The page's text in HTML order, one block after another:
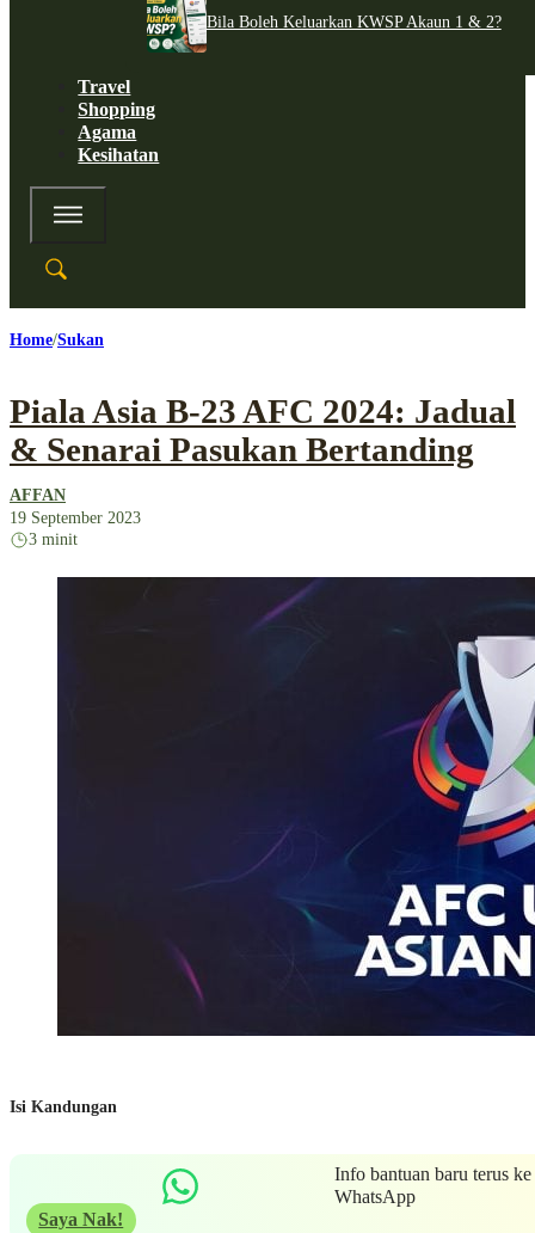
Bila Boleh Keluarkan KWSP Akaun 1 & 2?
Travel
Shopping
Agama
Kesihatan
Home Sukan
Piala Asia B-23 AFC 2024: Jadual
& Senarai Pasukan Bertanding
AFFAN
19 September 2023
3 minit
Isi Kandungan
Info bantuan baru terus ke
WhatsApp
Saya Nak!